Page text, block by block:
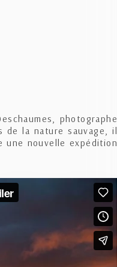
photographe
de la nature sauvage, il
une nouvelle expédition